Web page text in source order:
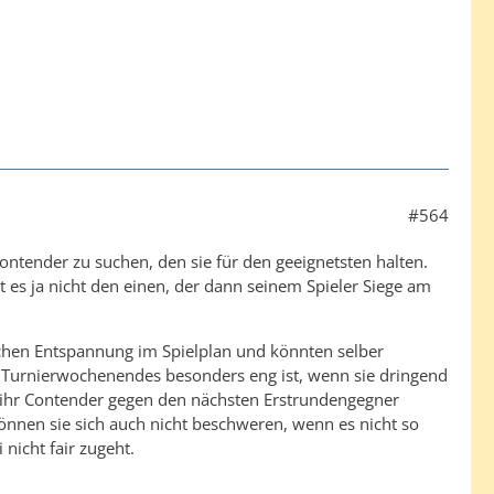
#564
zu suchen, den sie für den geeignetsten halten.
ja nicht den einen, der dann seinem Spieler Siege am
Entspannung im Spielplan und könnten selber
besonders eng ist, wenn sie dringend
Contender gegen den nächsten Erstrundengegner
sie sich auch nicht beschweren, wenn es nicht so
nicht fair zugeht.